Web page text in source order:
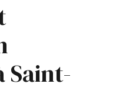
Saint-